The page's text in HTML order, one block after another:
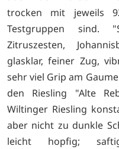
trocken mit jeweils
Testgruppen sind.
Zitruszesten,
glasklar, feiner Zug,
sehr viel Grip am
den Riesling "Alte
Wiltinger Riesling
aber nicht zu dunkle
leicht hopfig;